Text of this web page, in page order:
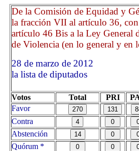
De la Comisión de Equidad y
la fracción VII al artículo 36, con
artículo 46 Bis a la Ley General
de Violencia (en lo general y en
28 de marzo de 2012
la lista de diputados
Votos Total PRI
Favor
Contra
Abstención
Quórum *